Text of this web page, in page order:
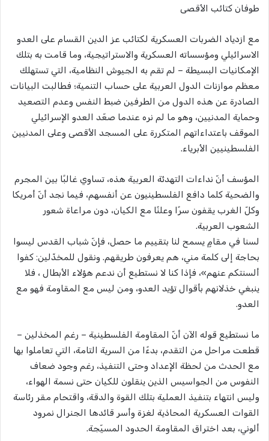
طوفان كتائب الأقصى
مع ازدياد الضربات العسكرية لكتائب عز الدين القسام على العدو
الاسرائيلي ومؤسساته العسكرية والاستراتيجية، وما قامت به بتلك
الإمكانيات البسيطة – لم تقم به الجيوش النظامية، التي تستهلك
معظم موازنات الدول العربية على حساب التنمية؛ فطالبت البيانات
الصادرة عن هذه الدول من الطرفين ضبط النفس وعدم التصعيد
وحماية المدنيين، وهو ما لم نره عندما صعّد العدو الإسرائيلي
الموقف باعتداءاتهم المتكررة على المسجد الأقصى وعلى المدنيين
الفلسطينيين الأبرياء.
المؤسف أنّ نداءات التهدئة العربية هذه، تساوي غالبًا بين المجرم
والضحية كلما دافع الفلسطينيون عن أنفسهم، فيما نجد أنّ أمريكا
وكلّ الغرب يقفون سرًا وعلنًا مع الكيان، دون مراعاة شعور
الشعوب العربية.
لسنا في مقامٍ يسمح لنا بتقييم ما حصل، فإنّ شباب القدس ليسوا
بحاجة إلى كلمة مني، هم يعرفون طريقهم. ونقول للمخذّلين: كفوا
ألسنتكم عنهم»، فإذا كنا لا نستطيع أن ندعم هؤلاء الأبطال ، فلا
ينبغي خذلانهم بأقوال تؤيد العدو، ومن ليس مع المقاومة فهو مع
العدو.
ما نستطيع قوله الآن أنّ المقاومة الفلسطينية – رغم المخذلين –
قطعت مراحل من التقدم، بدءًا من السرية التامة، التي تعاملوا بها
مع الحدث من لحظة الإعداد وحتى التنفيذ، رغم وجود ضعاف
النفوس من الجواسيس الذين ينقلون للكيان حتى نسمة الهواء،
وليس انتهاء بتنفيذ العملية بتلك القوة والدقة، واقتحام مقر رئاسة
القوات العسكرية المحاذية لغزة وأسر قائدها الجنرال نمرود
ألوني، بعد اختراق المقاومة الحدود المسيّجة.